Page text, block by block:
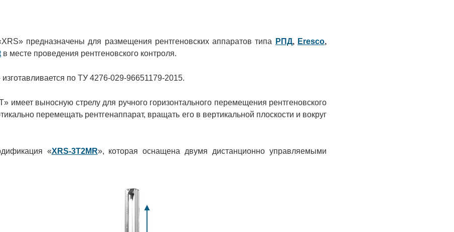
предназначены для размещения рентгеновских аппаратов типа РПД, Eresco,
в месте проведения рентгеновского контроля.
по ТУ 4276-029-96651179-2015.
имеет выносную стрелу для ручного горизонтального перемещения рентгеновского
перемещать рентгенаппарат, вращать его в вертикальной плоскости и вокруг
«XRS-3T2MR», которая оснащена двумя дистанционно управляемыми